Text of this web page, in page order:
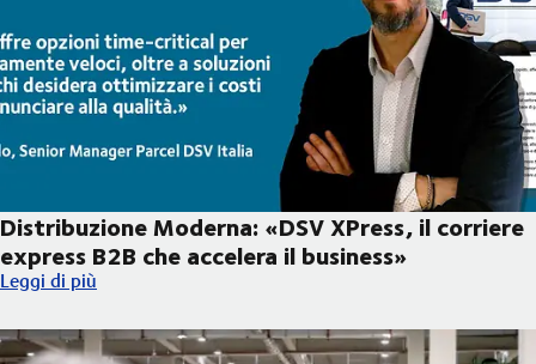
Distribuzione Moderna: «DSV XPress, il corriere
express B2B che accelera il business»
Distribuzione Moderna: «DSV XPress, il corriere express B2B
Leggi di più